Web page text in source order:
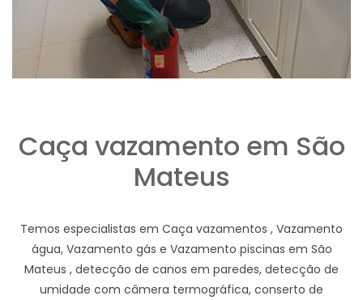
Caça vazamento em São
Mateus
Temos especialistas em Caça vazamentos , Vazamento
água, Vazamento gás e Vazamento piscinas em São
Mateus , detecção de canos em paredes, detecção de
umidade com câmera termográfica, conserto de